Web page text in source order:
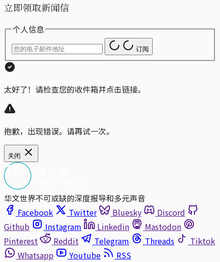
立即领取新闻信
个人信息
订阅
太好了！请检查您的收件箱并点击链接。
抱歉，出现错误。请再试一次。
关闭
华文世界不可或缺的深度报导和多元声音
Facebook
Twitter Bluesky
Discord
Github
Instagram Linkedin
Mastodon
Pinterest
Reddit Telegram Threads
Tiktok
Whatsapp
Youtube
RSS